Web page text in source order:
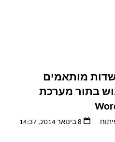
שדות מותאמים
בתור מערכת
8 בינואר 2014, 14:37